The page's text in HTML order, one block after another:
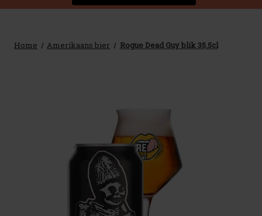
Home Amerikaans bier Rogue Dead Guy blik 35,5cl